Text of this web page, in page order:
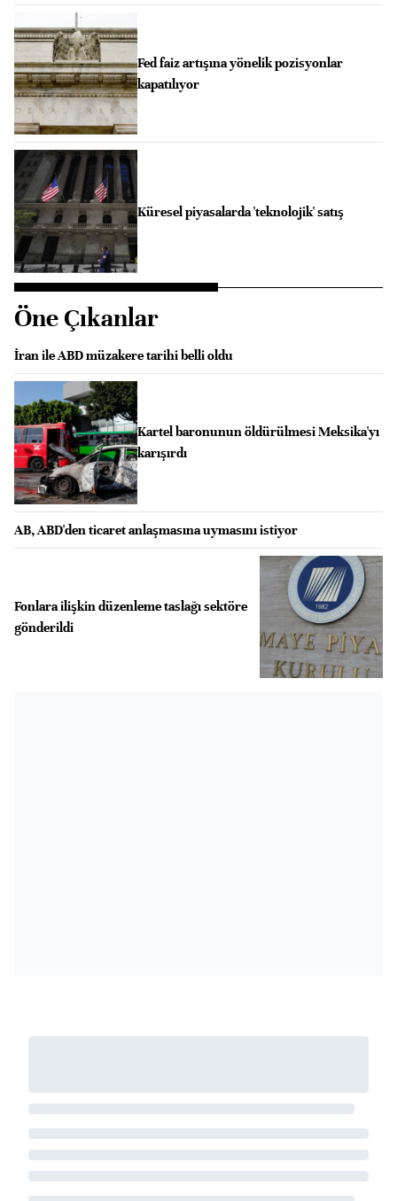
Fed faiz artışına yönelik pozisyonlar
kapatılıyor
Küresel piyasalarda 'teknolojik' satış
Öne Çıkanlar
İran ile ABD müzakere tarihi belli oldu
Kartel baronunun öldürülmesi Meksika'yı
karışırdı
AB, ABD'den ticaret anlaşmasına uymasını istiyor
Fonlara ilişkin düzenleme taslağı sektöre
gönderildi